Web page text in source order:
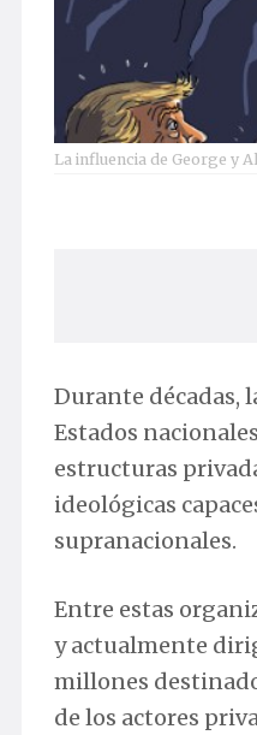
La influencia de George y
Durante décadas,
Estados
estructuras
ideológicas
supranacionales.
Entre estas
y actualmente
millones
de los actores